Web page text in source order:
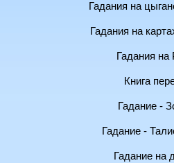
Гадания на
Гадания на
Гадания на
Книга
Гадание -
Гадание -
Гадание на